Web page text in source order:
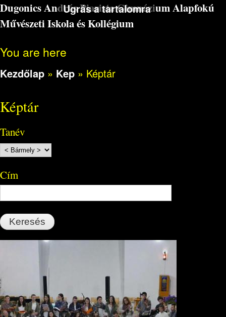
Ugrás a tartalomra
Dugonics András Piarista Gimnázium Alapfokú
Művészeti Iskola és Kollégium
You are here
Kezdőlap » Kep » Képtár
Képtár
Tanév
Cím